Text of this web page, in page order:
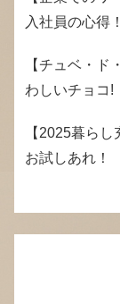
入社員の心得！
【チュベ・ド
わしいチョコ!
【2025暮ら
お試しあれ！